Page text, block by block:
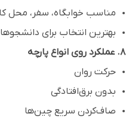
مناسب خوابگاه، سفر، محل
بهترین انتخاب برای
۸. عملکرد روی انواع پارچه
حرکت روان
بدون برق‌افتادگی
صاف‌کردن سریع چین‌ها